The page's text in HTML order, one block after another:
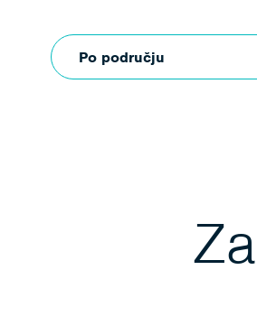
Po području